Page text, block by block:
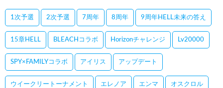
1次予選 2次予選 7周年 8周年 9周年HELL未来の答え
15章HELL BLEACHコラボ Horizonチャレンジ Lv20000
SPY×FAMILYコラボ アイリス アップデート
ウイークリートーナメント エレノア エンマ オスクロル